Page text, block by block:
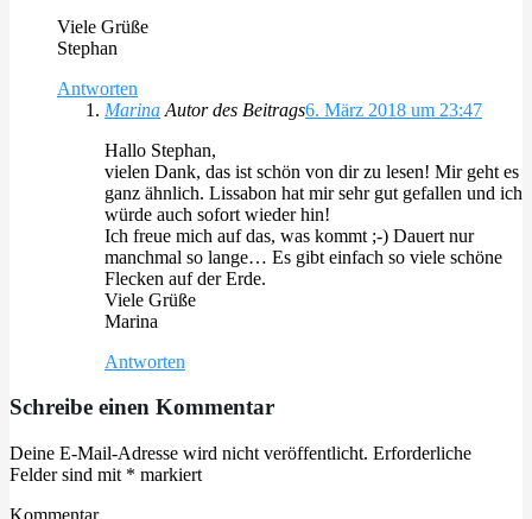
Viele Grüße
Stephan
Antworten
Marina Autor des Beitrags6. März 2018 um 23:47
Hallo Stephan,
vielen Dank, das ist schön von dir zu lesen! Mir geht es
ganz ähnlich. Lissabon hat mir sehr gut gefallen und ich
würde auch sofort wieder hin!
Ich freue mich auf das, was kommt ;-) Dauert nur
manchmal so lange… Es gibt einfach so viele schöne
Flecken auf der Erde.
Viele Grüße
Marina
Antworten
Schreibe einen Kommentar
Deine E-Mail-Adresse wird nicht veröffentlicht. Erforderliche
Felder sind mit * markiert
Kommentar